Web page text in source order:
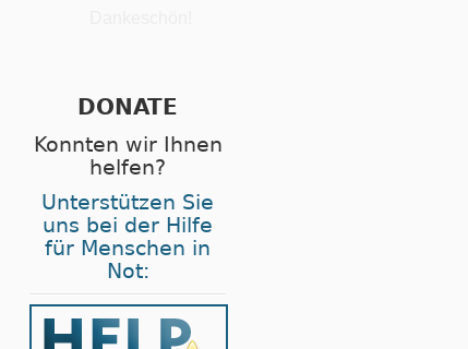
DONATE
Konnten wir Ihnen
helfen?
Unterstützen Sie
uns bei der Hilfe
für Menschen in
Not: